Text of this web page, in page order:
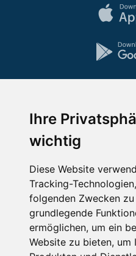
Ihre
wichtig
Diese Website
Tracking-
folgenden Zwecken
grundlegende
ermöglichen, um ein
Website zu bieten, um
Impressum
Nutzungsbedingungen
Portale
FAQ
Copyright © 2026
Goldener Herbst in den
& die Natur genießen!